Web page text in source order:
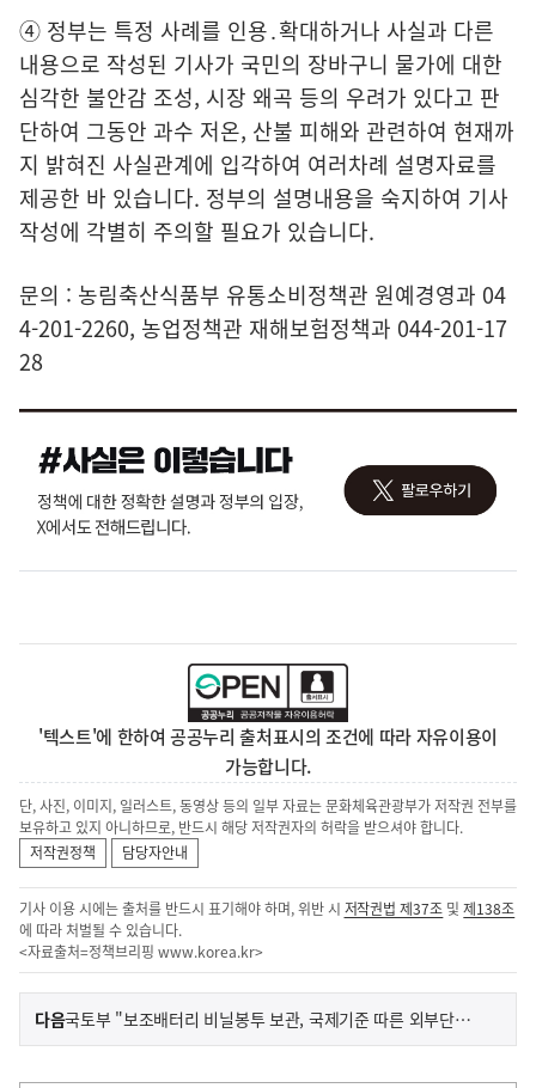
④ 정부는 특정 사례를 인용․확대하거나 사실과 다른
내용으로 작성된 기사가 국민의 장바구니 물가에 대한
심각한 불안감 조성, 시장 왜곡 등의 우려가 있다고 판
단하여 그동안 과수 저온, 산불 피해와 관련하여 현재까
지 밝혀진 사실관계에 입각하여 여러차례 설명자료를
제공한 바 있습니다. 정부의 설명내용을 숙지하여 기사
작성에 각별히 주의할 필요가 있습니다.
문의 : 농림축산식품부 유통소비정책관 원예경영과 04
4-201-2260, 농업정책관 재해보험정책과 044-201-17
28
'텍스트'에 한하여 공공누리 출처표시의 조건에 따라 자유이용이
가능합니다.
단, 사진, 이미지, 일러스트, 동영상 등의 일부 자료는 문화체육관광부가 저작권 전부를
보유하고 있지 아니하므로, 반드시 해당 저작권자의 허락을 받으셔야 합니다.
저작권정책
담당자안내
기사 이용 시에는 출처를 반드시 표기해야 하며, 위반 시 저작권법 제37조 및제138조
에 따라 처벌될 수 있습니다.
<자료출처=정책브리핑 www.korea.kr>
이
전
다음기
사
국토부 "보조배터리 비닐봉투 보관, 국제기준 따른 외부단락방지 조치"